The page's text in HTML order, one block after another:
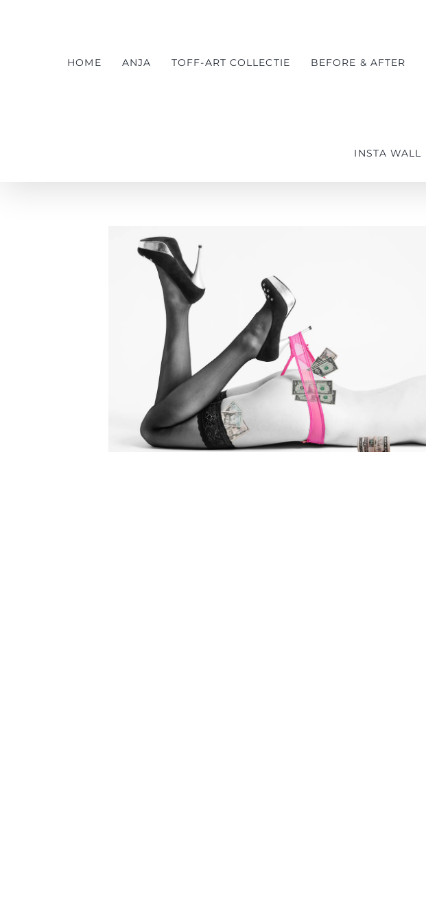
HOME ANJA TOFF-ART COLLECTIE BEFORE & AFTER
INSTA WALL